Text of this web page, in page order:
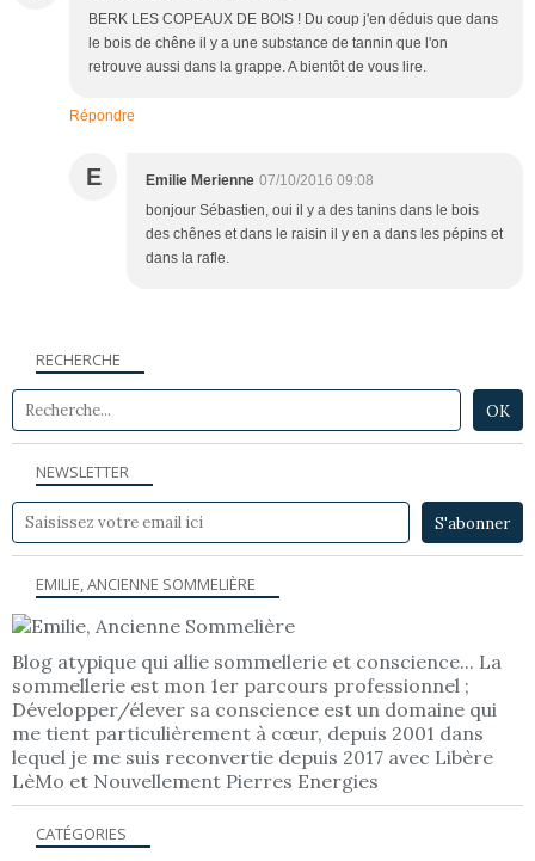
BERK LES COPEAUX DE BOIS ! Du coup j'en déduis que dans
le bois de chêne il y a une substance de tannin que l'on
retrouve aussi dans la grappe. A bientôt de vous lire.
Répondre
E Emilie Merienne 07/10/2016 09:08
bonjour Sébastien, oui il y a des tanins dans le bois
des chênes et dans le raisin il y en a dans les pépins et
dans la rafle.
NEWSLETTER
RECHERCHE
EMILIE, ANCIENNE SOMMELIÈRE
Blog atypique qui allie sommellerie et conscience... La
sommellerie est mon 1er parcours professionnel ;
Développer/élever sa conscience est un domaine qui
me tient particulièrement à cœur, depuis 2001 dans
lequel je me suis reconvertie depuis 2017 avec Libère
LèMo et Nouvellement Pierres Energies
CATÉGORIES